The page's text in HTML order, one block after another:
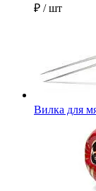
₽ / шт
Вилка для